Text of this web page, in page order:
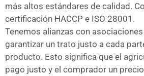
más altos estándares de calidad.
certificación HACCP e ISO 28001.
Tenemos alianzas con
garantizar un trato justo a cada
producto. Esto significa que el
pago justo y el comprador un